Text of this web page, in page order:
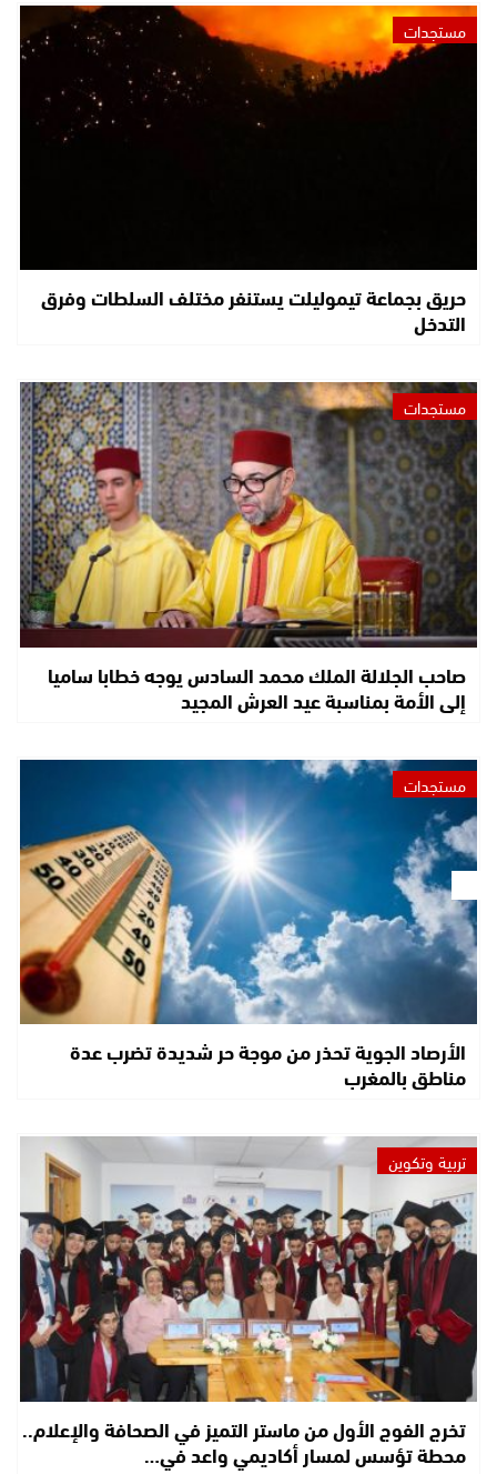
مستجدات
حريق بجماعة تيموليلت يستنفر مختلف السلطات وفرق
التدخل
مستجدات
صاحب الجلالة الملك محمد السادس يوجه خطابا ساميا
إلى الأمة بمناسبة عيد العرش المجيد
مستجدات
الأرصاد الجوية تحذر من موجة حر شديدة تضرب عدة
مناطق بالمغرب
تربية وتكوين
تخرج الفوج الأول من ماستر التميز في الصحافة والإعلام..
محطة تؤسس لمسار أكاديمي واعد في…